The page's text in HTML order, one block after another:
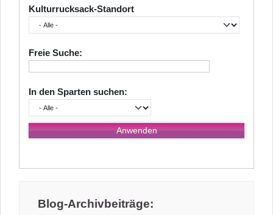
Kulturrucksack-Standort
Freie Suche:
In den Sparten suchen:
Blog-Archivbeiträge: